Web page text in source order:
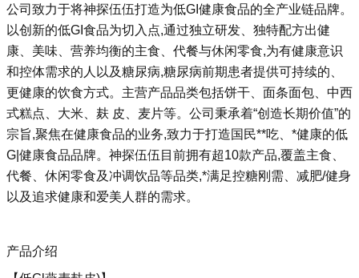
公司致力于将神探伍伍打造为低GI健康食品的全产业链品牌。
以创新的低GI食品为切入点,通过独立研发、独特配方出健
康、美味、营养均衡的主食、代餐与休闲零食,为有健康意识
和控体需求的人以及糖尿病,糖尿病前期患者提供可持续的、
更健康的饮食方式。主营产品品类包括饼干、面条面包、中西
式糕点、大米、麸 皮、麦片等。公司秉承着“创造长期价值”的
宗旨,聚焦在健康食品的业务,致力于打造国民**吃、*健康的低
G|健康食品品牌。神探伍伍目前拥有超10款产品,覆盖主食、
代餐、休闲零食及冲调饮品等品类,*满足控糖刚需、减肥/健身
以及追求健康和爱美人群的需求。
产品介绍